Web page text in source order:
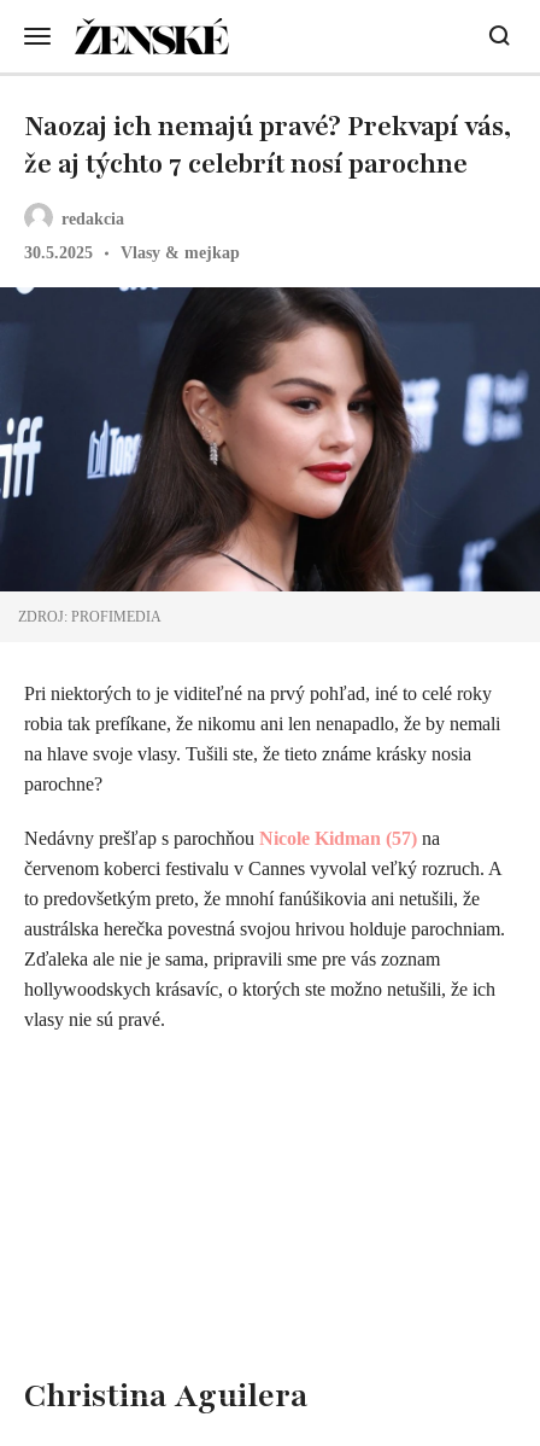
redakcia
30.5.2025
Vlasy & mejkap
Naozaj ich nemajú pravé? Prekvapí vás,
že aj týchto 7 celebrít nosí parochne
ZDROJ: PROFIMEDIA
Pri niektorých to je viditeľné na prvý pohľad, iné to celé roky
robia tak prefíkane, že nikomu ani len nenapadlo, že by nemali
na hlave svoje vlasy. Tušili ste, že tieto známe krásky nosia
parochne?
Nedávny prešľap s parochňou Nicole Kidman (57) na
červenom koberci festivalu v Cannes vyvolal veľký rozruch. A
to predovšetkým preto, že mnohí fanúšikovia ani netušili, že
austrálska herečka povestná svojou hrivou holduje parochniam.
Zďaleka ale nie je sama, pripravili sme pre vás zoznam
hollywoodskych krásavíc, o ktorých ste možno netušili, že ich
vlasy nie sú pravé.
Christina Aguilera